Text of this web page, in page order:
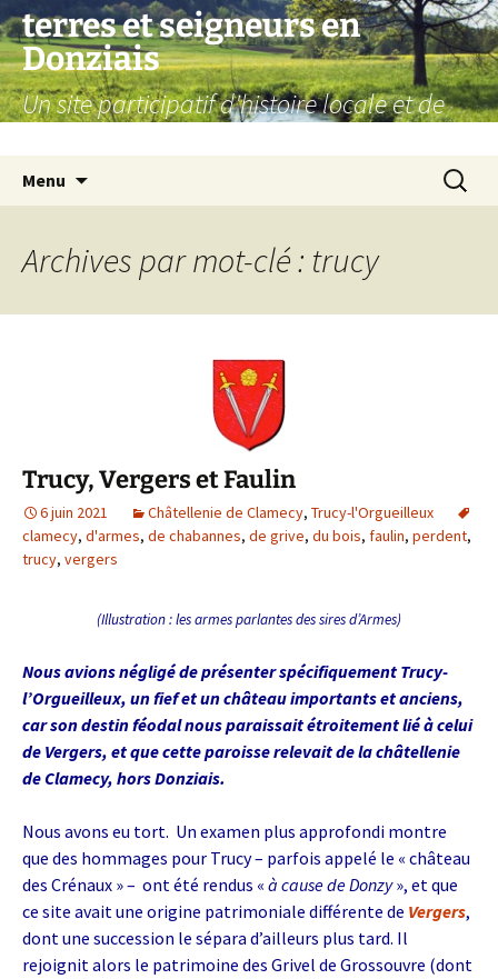
Aller
au
contenu
terres et seigneurs en
Donziais
Un site participatif d'histoire locale et de
Menu
Archives par mot-clé : trucy
Trucy, Vergers et Faulin
6 juin 2021 Châtellenie de Clamecy, Trucy-l'Orgueilleux
clamecy, d'armes, de chabannes, de grive, du bois, faulin, perdent,
trucy, vergers
(Illustration : les armes parlantes des sires d’Armes)
Nous avions négligé de présenter spécifiquement Trucy-
l’Orgueilleux, un fief et un château importants et anciens,
car son destin féodal nous paraissait étroitement lié à celui
de Vergers, et que cette paroisse relevait de la châtellenie
de Clamecy, hors Donziais.
Nous avons eu tort. Un examen plus approfondi montre
que des hommages pour Trucy – parfois appelé le « château
des Crénaux » – ont été rendus « à cause de Donzy», et que
ce site avait une origine patrimoniale différente de Vergers,
dont une succession le sépara d’ailleurs plus tard. Il
rejoignit alors le patrimoine des Grivel de Grossouvre (dont